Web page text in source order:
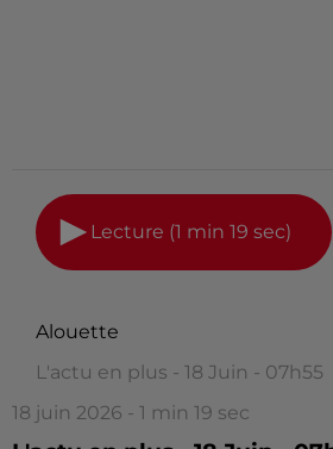
Lecture (1 min 19 sec)
Alouette
L'actu en plus - 18 Juin - 07h55
18 juin 2026 - 1 min 19 sec